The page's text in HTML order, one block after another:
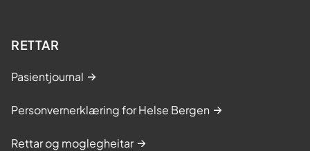
RETTAR
Pasientjournal
Personvernerklæring for Helse Bergen
Rettar og moglegheitar